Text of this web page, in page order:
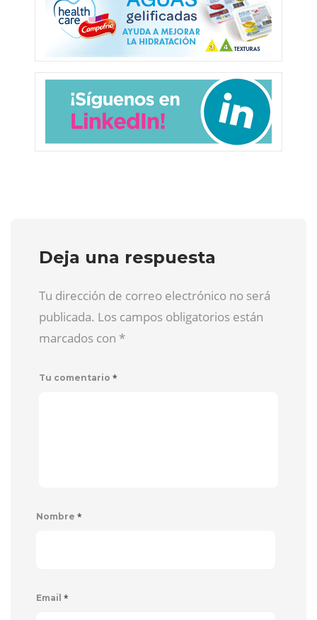
Deja una respuesta
Tu dirección de correo electrónico no será
publicada. Los campos obligatorios están
marcados con *
Tu comentario *
Nombre *
Email *